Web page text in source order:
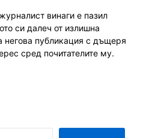
винаги е пазил
си далеч от излишна
негова публикация с дъщеря
сред почитателите му.